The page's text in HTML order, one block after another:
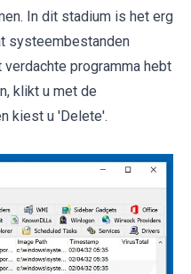
In dit stadium is het erg
systeembestanden
programma hebt
klikt u met de
kiest u 'Delete'.